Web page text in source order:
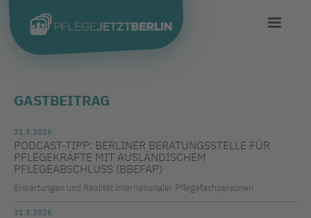
GASTBEITRAG
31.3.2026
PODCAST-TIPP: BERLINER BERATUNGSSTELLE FÜR
PFLEGEKRÄFTE MIT AUSLÄNDISCHEM
PFLEGEABSCHLUSS (BBEFAP)
Erwartungen und Realität internationaler Pflegefachpersonen
31.3.2026